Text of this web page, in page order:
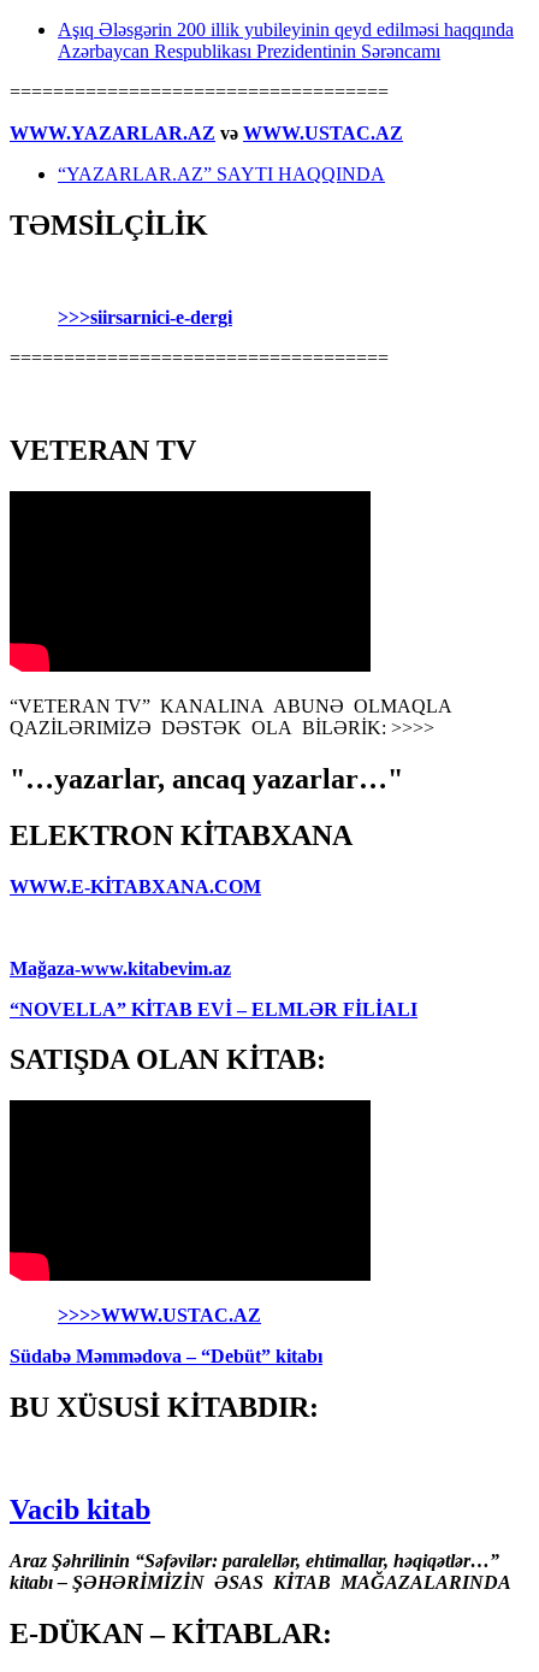
Aşıq Ələsgərin 200 illik yubileyinin qeyd edilməsi haqqında
Azərbaycan Respublikası Prezidentinin Sərəncamı
===================================
WWW.YAZARLAR.AZ və WWW.USTAC.AZ
“YAZARLAR.AZ” SAYTI HAQQINDA
TƏMSİLÇİLİK
>>>siirsarnici-e-dergi
===================================
VETERAN TV
“VETERAN TV” KANALINA ABUNƏ OLMAQLA
QAZİLƏRIMİZƏ DƏSTƏK OLA BİLƏRİK: >>>>
"…yazarlar, ancaq yazarlar…"
ELEKTRON KİTABXANA
WWW.E-KİTABXANA.COM
Mağaza-www.kitabevim.az
“NOVELLA” KİTAB EVİ – ELMLƏR FİLİALI
SATIŞDA OLAN KİTAB:
>>>>WWW.USTAC.AZ
Südabə Məmmədova – “Debüt” kitabı
BU XÜSUSİ KİTABDIR:
Vacib kitab
Araz Şəhrilinin “Səfəvilər: paralellər, ehtimallar, həqiqətlər…”
kitabı – ŞƏHƏRİMİZİN ƏSAS KİTAB MAĞAZALARINDA
E-DÜKAN – KİTABLAR: